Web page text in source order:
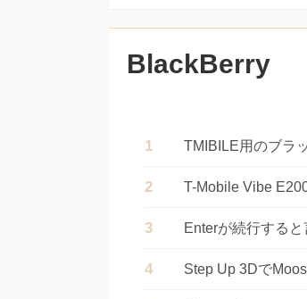
BlackBerry
TMIBILE用のブラ
T-Mobile Vibe
Enterが続行する
Step Up 3Dで